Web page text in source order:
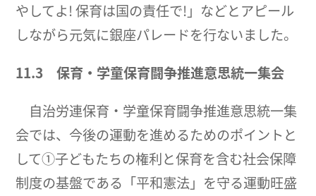
やしてよ! 保育は国の責任で!」などとアピール
しながら元気に銀座パレードを行ないました。
11.3 保育・学童保育闘争推進意思統一集会
自治労連保育・学童保育闘争推進意思統一集
会では、今後の運動を進めるためのポイントと
して①子どもたちの権利と保育を含む社会保障
制度の基盤である「平和憲法」を守る運動旺盛